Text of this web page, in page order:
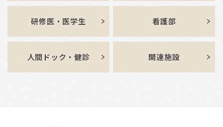
研修医・医学生 看護部
人間ドック・健診 関連施設